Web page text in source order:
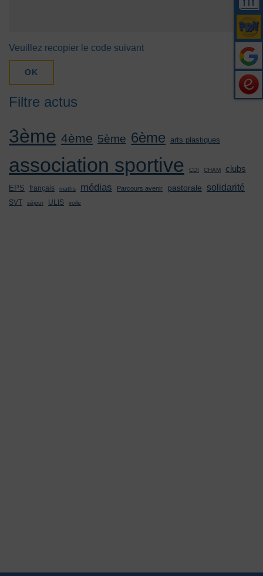
Veuillez recopier le code suivant
OK
Filtre actus
3ème 4ème 5ème 6ème arts plastiques
association sportive CDI CHAM clubs
EPS français maths médias Parcours avenir pastorale solidarité
SVT séjour ULIS voile